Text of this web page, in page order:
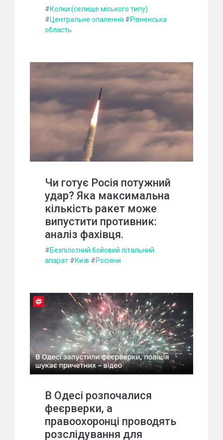
#Колки (селище міського типу)
#Центральне опалення #Рівненська
область
Чи готує Росія потужний
удар? Яка максимальна
кількість ракет може
випустити противник:
аналіз фахівця.
#Безпілотний бойовий літальний
апарат #Київ #Росіяни
В Одесі розпочалися
феєрверки, а
правоохоронці проводять
розслідування для